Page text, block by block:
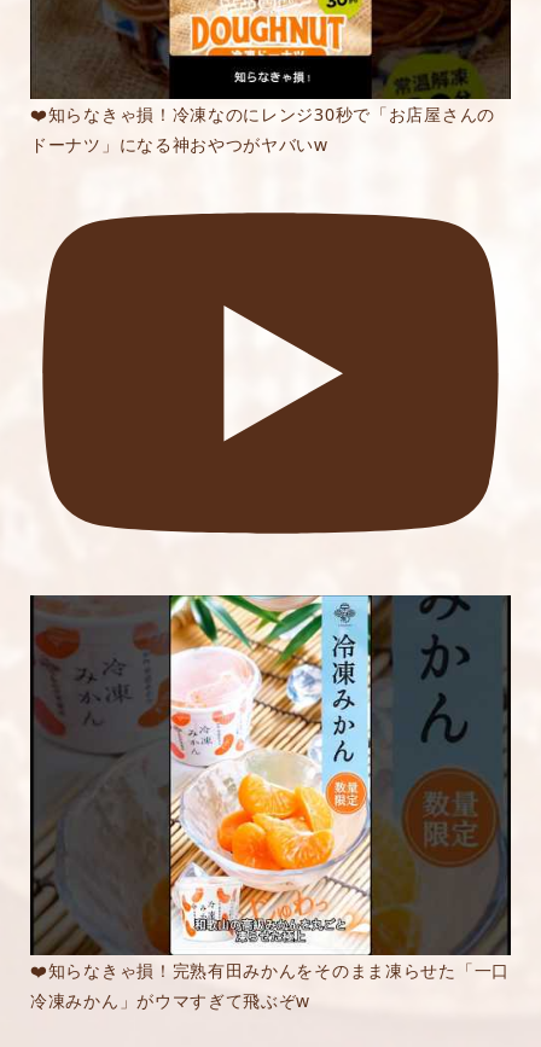
❤️知らなきゃ損！冷凍なのにレンジ30秒で「お店屋さんの
ドーナツ」になる神おやつがヤバいw
❤️知らなきゃ損！完熟有田みかんをそのまま凍らせた「一口
冷凍みかん」がウマすぎて飛ぶぞw